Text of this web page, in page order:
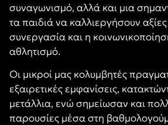
συναγωνισμό, αλλά και μια
τα παιδιά να καλλιεργήσουν
συνεργασία και η
αθλητισμό.
Οι μικροί μας κολυμβητές
εξαιρετικές εμφανίσεις,
μετάλλια, ενώ σημείωσαν και
παρουσίες μέσα στη